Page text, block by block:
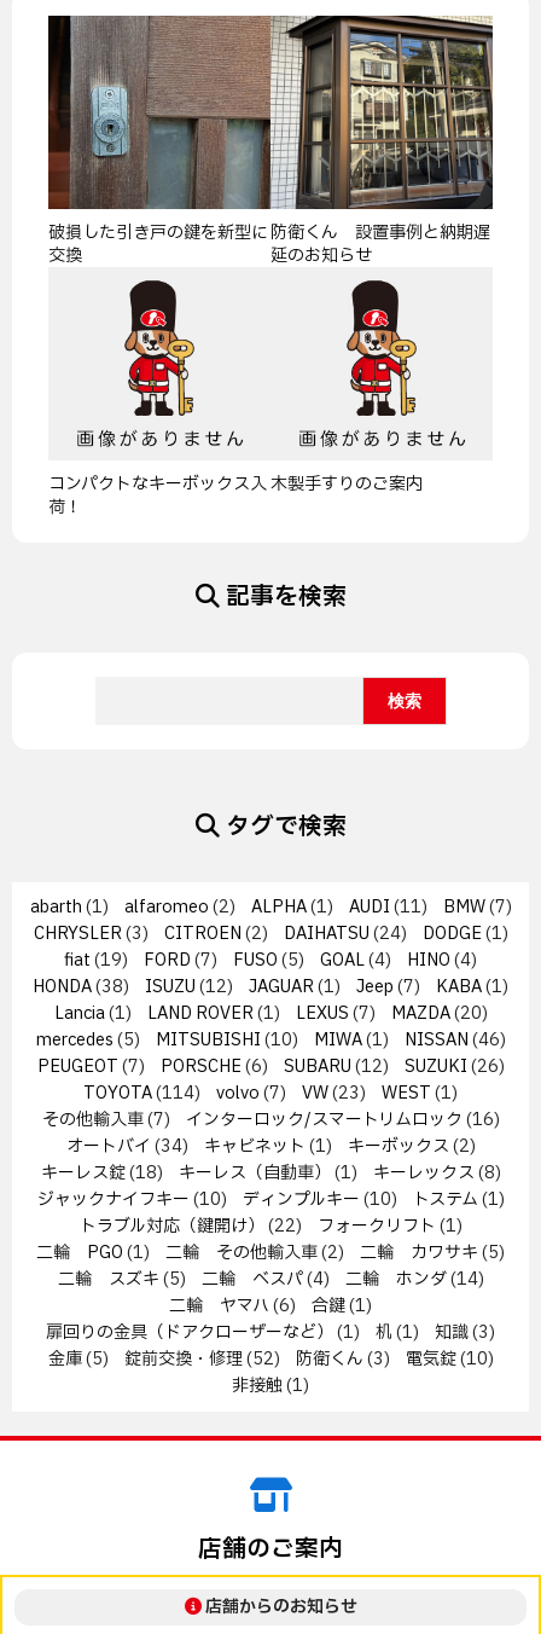
破損した引き戸の鍵を新型に
交換
防衛くん 設置事例と納期遅
延のお知らせ
コンパクトなキーボックス入
荷！
木製手すりのご案内
記事を検索
タグで検索
abarth(1) alfaromeo(2) ALPHA(1) AUDI(11) BMW(7)
CHRYSLER(3) CITROEN(2) DAIHATSU(24) DODGE(1)
fiat(19) FORD(7) FUSO(5) GOAL(4) HINO(4)
HONDA(38) ISUZU(12) JAGUAR(1) Jeep(7) KABA(1)
Lancia(1) LAND ROVER(1) LEXUS(7) MAZDA(20)
mercedes(5) MITSUBISHI(10) MIWA(1) NISSAN(46)
PEUGEOT(7) PORSCHE(6) SUBARU(12) SUZUKI(26)
TOYOTA(114) volvo(7) VW(23) WEST(1)
その他輸入車(7) インターロック/スマートリムロック (16)
オートバイ (34) キャビネット (1) キーボックス(2)
キーレス錠(18) キーレス（自動車） (1) キーレックス(8)
ジャックナイフキー(10) ディンプルキー(10) トステム(1)
トラブル対応（鍵開け） (22) フォークリフト (1)
二輪 PGO(1) 二輪 その他輸入車(2) 二輪 カワサキ(5)
二輪 スズキ(5) 二輪 ベスパ(4) 二輪 ホンダ(14)
二輪 ヤマハ(6) 合鍵(1)
扉回りの金具（ドアクローザーなど） (1) 机(1) 知識(3)
金庫(5) 錠前交換・修理(52) 防衛くん(3) 電気錠(10)
非接触(1)
店舗のご案内
店舗からのお知らせ